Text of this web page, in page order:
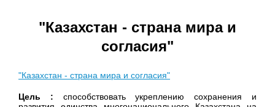
"Казахстан - страна мира и
согласия"
"Казахстан - страна мира и согласия"
Цель : способствовать укреплению сохранения и